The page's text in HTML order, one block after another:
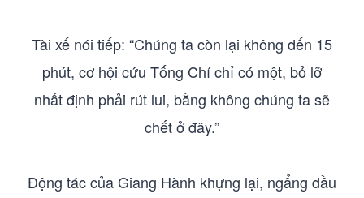
Tài xế nói tiếp: “Chúng ta còn lại không đến 15
phút, cơ hội cứu Tống Chí chỉ có một, bỏ lỡ
nhất định phải rút lui, bằng không chúng ta sẽ
chết ở đây.”
Động tác của Giang Hành khựng lại, ngẩng đầu